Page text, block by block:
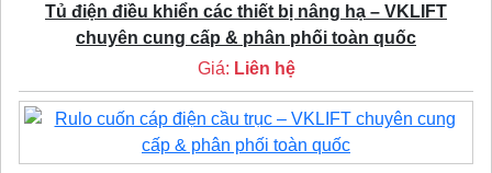
Tủ điện điều khiển các thiết bị nâng hạ – VKLIFT
chuyên cung cấp & phân phối toàn quốc
Giá: Liên hệ